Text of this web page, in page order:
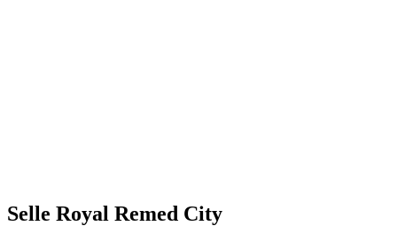
Selle Royal Remed City